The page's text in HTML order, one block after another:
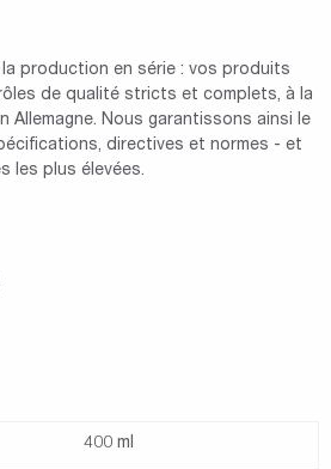
production en série : vos produits
de qualité stricts et complets, à la
Allemagne. Nous garantissons ainsi le
directives et normes - et
les plus élevées.
400 ml